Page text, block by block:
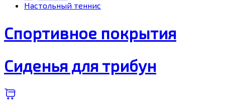
Настольный теннис
Спортивное покрытия
Сиденья для трибун